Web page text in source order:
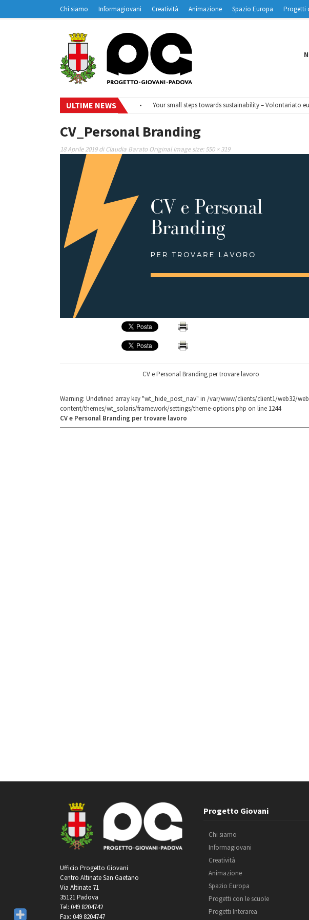
Chi siamo Informagiovani Creatività Animazione Spazio Europa Progetti
Contatti
Padovanet
ULTIME NEWS
#EurodeskOnAir – Ciclo di webinar Your small steps towards sustainability – Volontariato
CV_Personal Branding
18 Aprile 2019 diClaudia Barato Original Image size:550 × 319
CV e Personal Branding per trovare lavoro
Warning: Undefined array key "wt_hide_post_nav" in /var/www/clients/client1/web32/
content/themes/wt_solaris/framework/settings/theme-options.php on line 1244
CV e Personal Branding per trovare lavoro
Ufficio Progetto Giovani
Centro Altinate San Gaetano
Via Altinate 71
35121 Padova
Tel: 049 8204742
Fax: 049 8204747
Progetto Giovani
Chi siamo
Informagiovani
Creatività
Animazione
Spazio Europa
Progetti con le scuole
Progetti Interarea